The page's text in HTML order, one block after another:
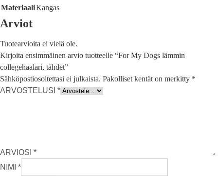
MateriaaliKangas
Arviot
Tuotearvioita ei vielä ole.
Kirjoita ensimmäinen arvio tuotteelle “For My Dogs lämmin
collegehaalari, tähdet”
Sähköpostiosoitettasi ei julkaista. Pakolliset kentät on merkitty *
ARVOSTELUSI *
ARVIOSI *
NIMI *